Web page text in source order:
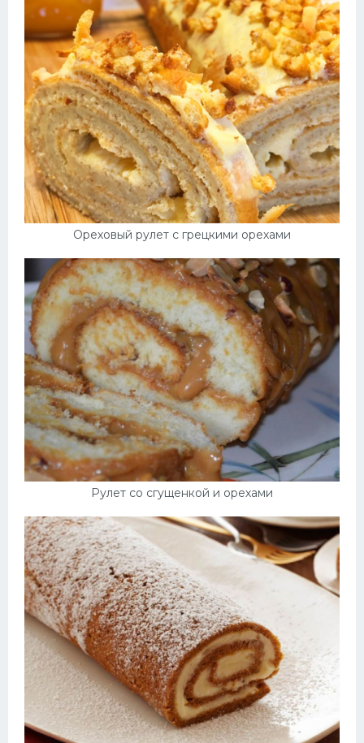
Ореховый рулет с грецкими орехами
Рулет со сгущенкой и орехами